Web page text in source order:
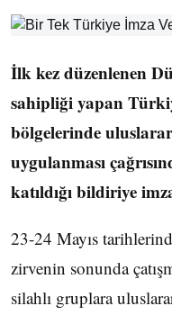
İlk kez düzenlenen
sahipliği yapan
bölgelerinde
uygulanması
katıldığı bildiriye
23-24 Mayıs
zirvenin sonunda
silahlı gruplara